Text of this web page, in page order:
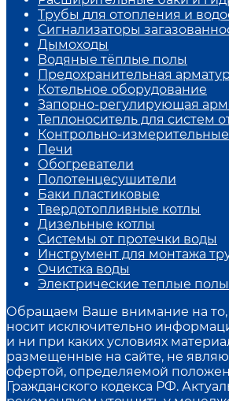
Трубы для отопления и
Сигнализаторы
Дымоходы
Водяные тёплые полы
Предохранительная
Котельное оборудование
Запорно-регулирующая
Теплоноситель для систем
Контрольно-
Печи
Обогреватели
Полотенцесушители
Баки пластиковые
Твердотопливные котлы
Дизельные котлы
Системы от протечки воды
Инструмент для монтажа
Очистка воды
Электрические теплые полы
Обращаем Ваше внимание на то,
носит исключительно
и ни при каких условиях
размещенные на сайте, не
офертой, определяемой
Гражданского кодекса РФ.